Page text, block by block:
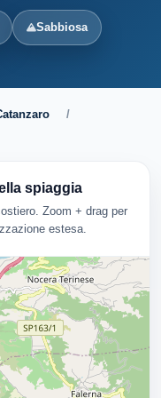
Sabbiosa
/
spiaggia
Zoom + drag per
estesa.